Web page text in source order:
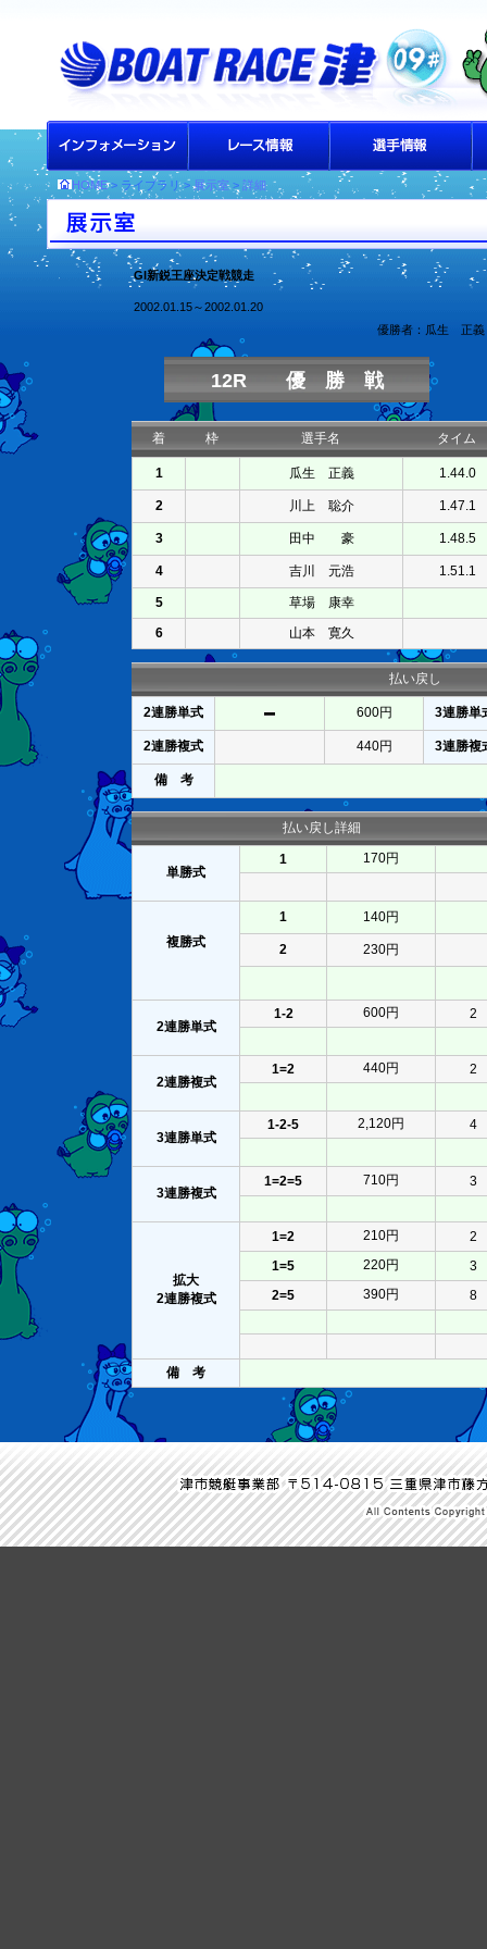
HOME> ライブラリ >展示室> 詳細
GI新鋭王座決定戦競走
2002.01.15～2002.01.20
優勝者：瓜生 正義
12R 優 勝 戦
着 枠 選手名 タイム
1 瓜生 正義 1.44.0
2 川上 聡介 1.47.1
3 田中 豪 1.48.5
4 吉川 元浩 1.51.1
5
草場 康幸
6
山本 寛久
払い戻し
2連勝単式 600円 3連勝単
2連勝複式 440円 3連勝複
備 考
払い戻し詳細
単勝式
1 170円
複勝式
1 140円
2 230円
2連勝単式
1-2 600円 2
2連勝複式
1=2 440円 2
3連勝単式
1-2-5 2,120円 4
3連勝複式
1=2=5 710円 3
拡大
2連勝複式
1=2 210円
2
1=5
220円
3
2=5
390円 8
備 考